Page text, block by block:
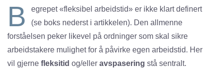
B
egrepet «fleksibel arbeidstid» er ikke klart definert
(se boks nederst i artikkelen). Den allmenne
forståelsen peker likevel på ordninger som skal sikre
arbeidstakere mulighet for å påvirke egen arbeidstid. Her
vil gjerne fleksitid og/eller avspasering stå sentralt.